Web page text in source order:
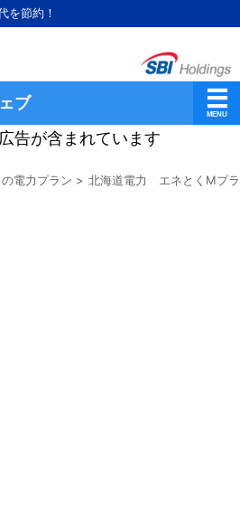
を節約！
ブ
告が含まれています
電力プラン > 北海道電力 エネとくMプ